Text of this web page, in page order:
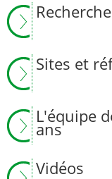
Recherche
Sites et
L'équipe
ans
Vidéos